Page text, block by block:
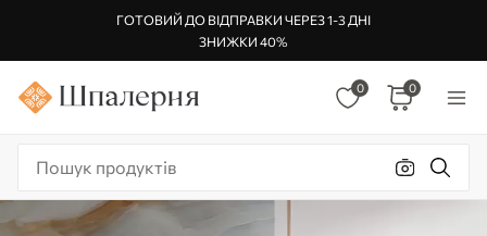
ГОТОВИЙ ДО ВІДПРАВКИ ЧЕРЕЗ 1-3 ДНІ
ЗНИЖКИ 40%
0 0